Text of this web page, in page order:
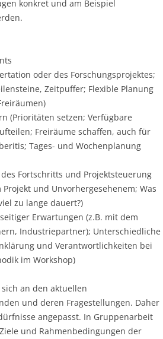
konkret und am Beispiel
oder des Forschungsprojektes;
Zeitpuffer; Flexible Planung
(Prioritäten setzen; Verfügbare
Freiräume schaffen, auch für
Tages- und Wochenplanung
Fortschritts und Projektsteuerung
und Unvorhergesehenem; Was
zu lange dauert?)
Erwartungen (z.B. mit dem
Industriepartner); Unterschiedliche
und Verantwortlichkeiten bei
im Workshop)
an den aktuellen
und deren Fragestellungen. Daher
angepasst. In Gruppenarbeit
und Rahmenbedingungen der